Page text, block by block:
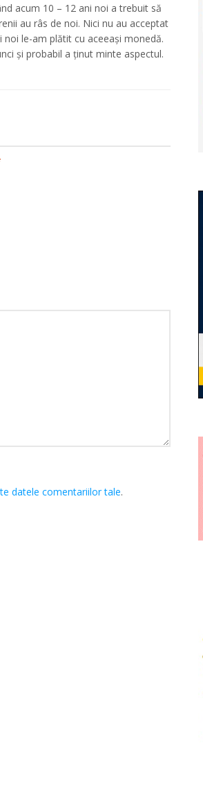
acum 10 – 12 ani noi a trebuit să
au râs de noi. Nici nu au acceptat
le-am plătit cu aceeași monedă.
și probabil a ținut minte aspectul.
datele comentariilor tale.